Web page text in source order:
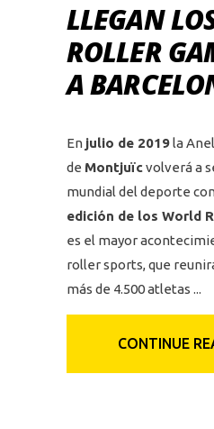
LLEGAN
ROLLER
A
En julio de 2019la
de Montjuïcvolverá a
mundial del deporte
edición de los World
es el mayor
roller sports, que
más de 4.500 atletas
CONTINUE